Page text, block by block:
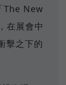
The New
在展會中
擊之下的